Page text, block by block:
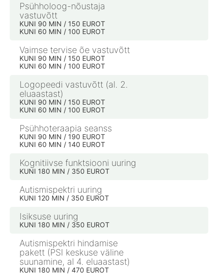
Psühholoog-nõustaja
vastuvõtt
KUNI 90 MIN / 150 EUROT
KUNI 60 MIN / 100 EUROT
Vaimse tervise õe vastuvõtt
KUNI 90 MIN / 150 EUROT
KUNI 60 MIN / 100 EUROT
Logopeedi vastuvõtt (al. 2.
eluaastast)
KUNI 90 MIN / 150 EUROT
KUNI 60 MIN / 100 EUROT
Psühhoteraapia seanss
KUNI 90 MIN / 190 EUROT
KUNI 60 MIN / 140 EUROT
Kognitiivse funktsiooni uuring
KUNI 180 MIN / 350 EUROT
Autismispektri uuring
KUNI 120 MIN / 350 EUROT
Isiksuse uuring
KUNI 180 MIN / 350 EUROT
Autismispektri hindamise
pakett (PSI keskuse väline
suunamine, al 4. eluaastast)
KUNI 180 MIN / 470 EUROT